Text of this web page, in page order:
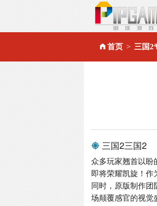
首页 三国2
三国2三国2
众多玩家翘首以盼
即将荣耀凯旋！作
同时，原版制作团
场颠覆感官的视觉